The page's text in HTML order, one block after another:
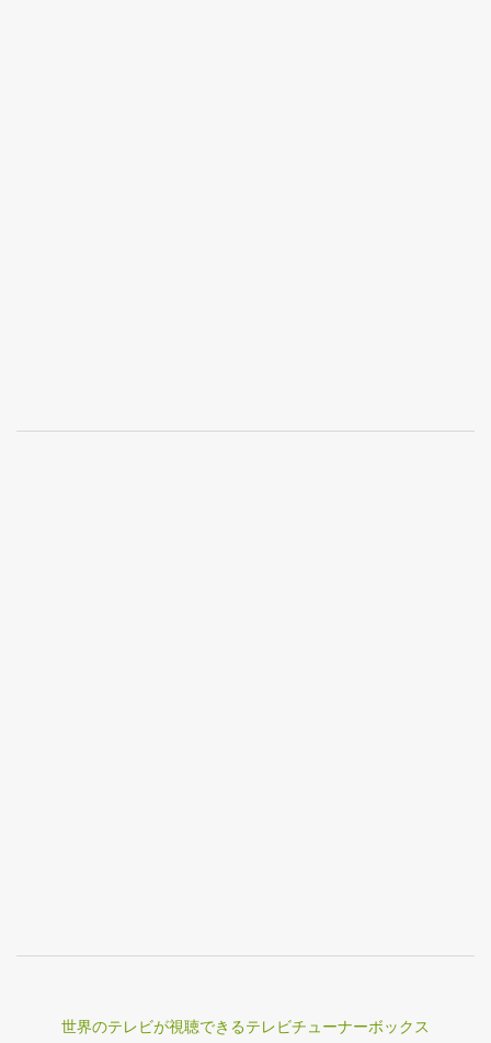
世界のテレビが視聴できるテレビチューナーボックス